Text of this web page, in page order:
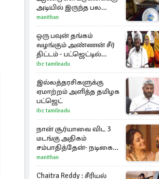
அடியில் இருந்த பல
கோடி மதிப்புள்ள அரிய
முத்து!
manithan
ஒரு பவுன் தங்கம்
வழங்கும் அண்ணன் சீர்
திட்டம் - பட்ஜெட்டில்
அமைச்சர் மரிய வில்சன்
அறிவிப்பு!
ibc tamilnadu
இல்லத்தரசிகளுக்கு
ஏமாற்றம் அளித்த தமிழக
பட்ஜெட்
ibc tamilnadu
நான் சூர்யாவை விட 3
மடங்கு அதிகம்
சம்பாதித்தேன்- நடிகை
ஜோதிகா
manithan
Chaitra Reddy : சீரியல்